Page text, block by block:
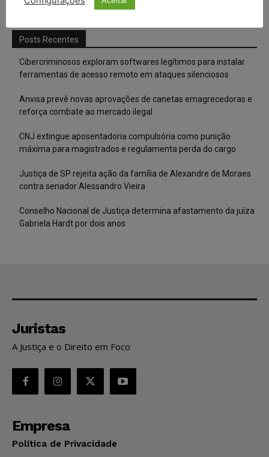
Posts Recentes
Cibercriminosos exploram softwares legítimos para instalar
ferramentas de acesso remoto em ataques silenciosos
Anvisa prevê novas aprovações de canetas emagrecedoras e
reforça combate ao mercado ilegal
CNJ extingue aposentadoria compulsória como punição
máxima para magistrados e regulamenta perda do cargo
Justiça de SP rejeita ação da família de Alexandre de Moraes
contra senador Alessandro Vieira
Conselho Nacional de Justiça determina afastamento da juíza
Gabriela Hardt por dois anos
Juristas
A Justiça e o Direito em Foco
Empresa
Política de Privacidade